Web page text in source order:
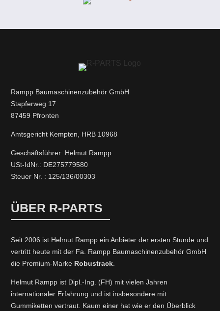
Rampp Baumaschinenzubehör GmbH
Stapferweg 17
87459 Pfronten
Amtsgericht Kempten, HRB 10968
Geschäftsführer: Helmut Rampp
USt-IdNr.: DE275779580
Steuer Nr. : 125/136/00303
ÜBER R-PARTS
Seit 2006 ist Helmut Rampp ein An­bieter der ersten Stunde und
vertritt heute mit der Fa. Rampp Baumaschinenzubehör GmbH
die Premium-Marke Robustrack.
Helmut Rampp ist Dipl.-Ing. (FH) mit vielen Jahren
internationaler Erfahrung und ist insbesondere mit
Gummiketten vertraut. Kaum einer hat wie er den Überblick